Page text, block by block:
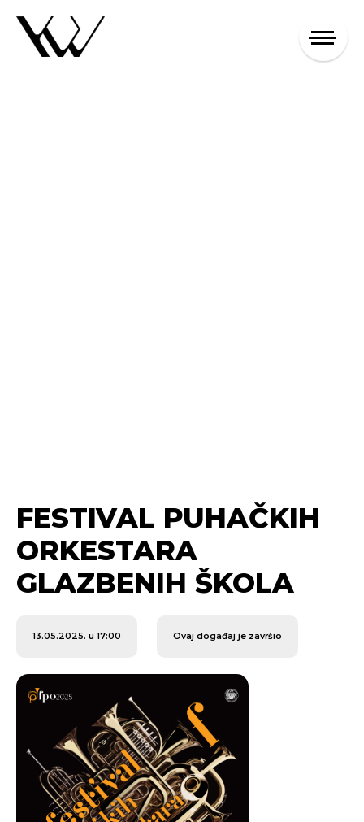
FESTIVAL PUHAČKIH
ORKESTARA
GLAZBENIH ŠKOLA
13.05.2025. u 17:00 Ovaj događaj je završio